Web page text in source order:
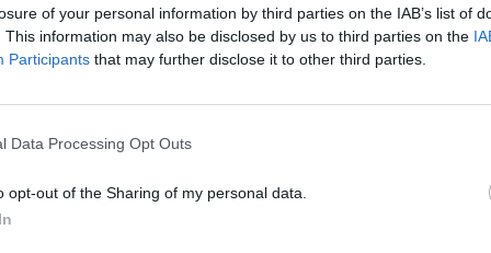
of your personal information by third parties on the IAB’s list of
This information may also be disclosed by us to third parties on the
Participants that may further disclose it to other third parties.
Data Processing Opt Outs
opt-out of the Sharing of my personal data.
parte del gasto hace referencia al gasto judicial
judiciales contra los golfistas que se